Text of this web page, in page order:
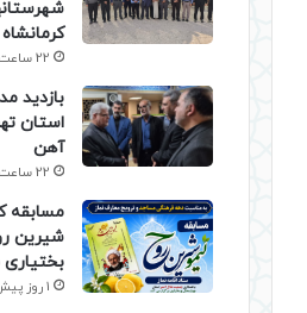
کرمانشاه
22 ساعت پیش
بازدید
استان
آهن
22 ساعت پیش
مسابقه
شیرین
بختیاری
1 روز پیش